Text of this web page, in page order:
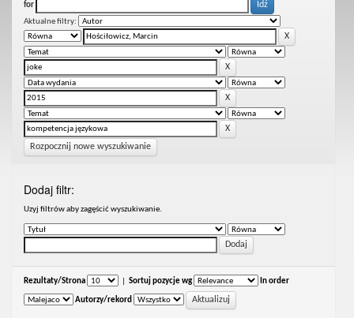
for
Aktualne filtry:
Rozpocznij nowe wyszukiwanie
Dodaj filtr:
Uzyj filtrów aby zagęścić wyszukiwanie.
Rezultaty/Strona Sortuj pozycje wg In order
Autorzy/rekord